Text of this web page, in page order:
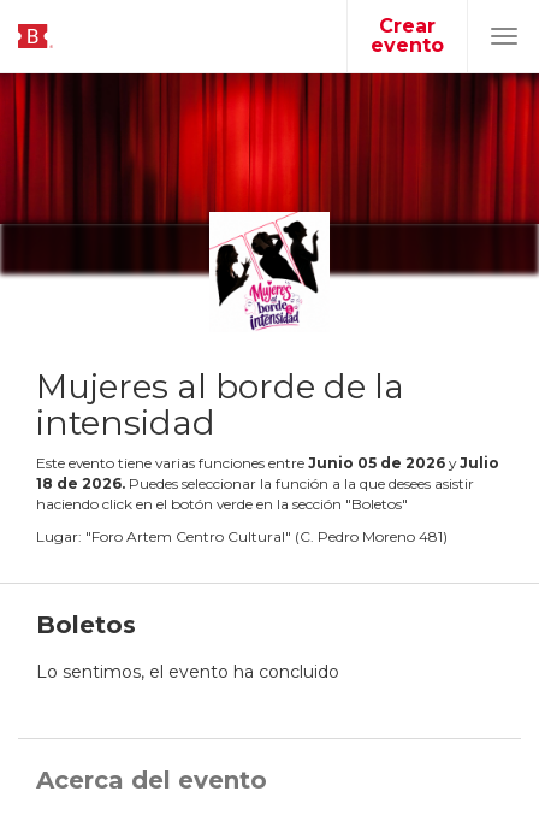
Crear
evento
Mujeres al borde de la
intensidad
Este evento tiene varias funciones entre Junio 05 de 2026 yJulio
18 de 2026. Puedes seleccionar la función a la que desees asistir
haciendo click en el botón verde en la sección "Boletos"
Lugar: "Foro Artem Centro Cultural" (C. Pedro Moreno 481)
Boletos
Lo sentimos, el evento ha concluido
Acerca del evento